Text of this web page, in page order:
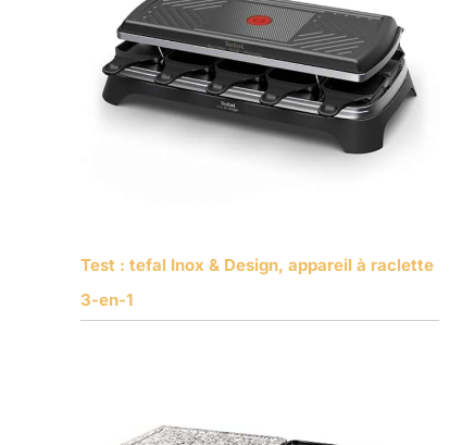
Test : tefal Inox & Design, appareil à raclette
3-en-1